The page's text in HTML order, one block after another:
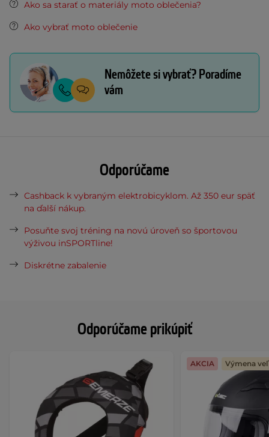
Odporúčame prikúpiť
AKCIA Výmena
Ako sa starať o materiály moto oblečenia?
Ako vybrať moto oblečenie
Nemôžete si vybrať? Poradíme
vám
Odporúčame
Cashback k vybraným elektrobicyklom. Až 350 eur späť
na ďalší nákup.
Posuňte svoj tréning na novú úroveň so športovou
výživou inSPORTline!
Diskrétne zabalenie